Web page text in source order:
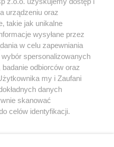
Redakcja
Newsletter
Reklama
urządzeniu oraz
takie jak unikalne
wysyłane przez
w celu zapewniania
spersonalizowanych
odbiorców oraz
my i Zaufani
danych
skanować
celów identyfikacji.